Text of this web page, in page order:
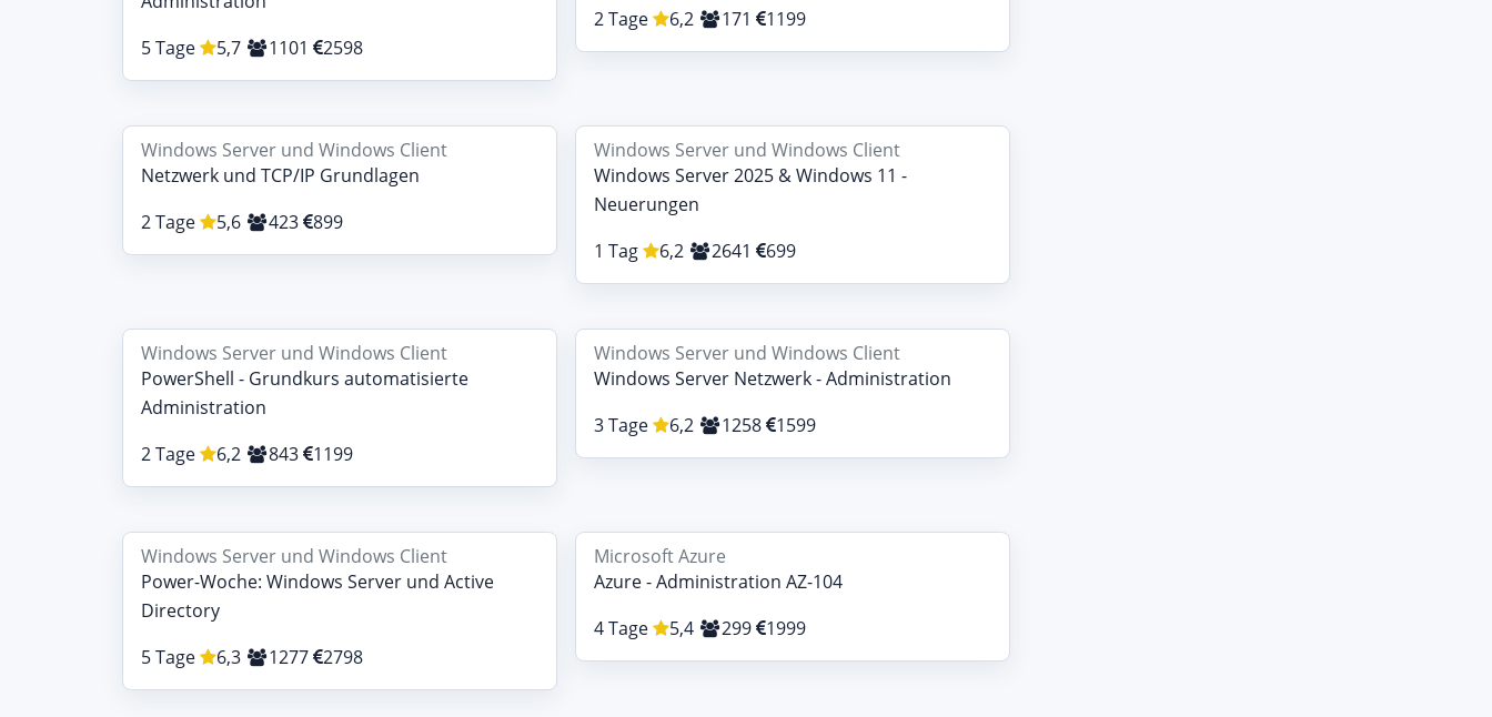
5 Tage
5,7 1101 2598
2 Tage 6,2 171 1199
Windows Server und Windows Client
Netzwerk und TCP/IP Grundlagen
2 Tage
5,6 423 899
Windows Server und Windows Client
Windows Server 2025 & Windows 11 -
Neuerungen
1 Tag
6,2 2641 699
Windows Server und Windows Client
PowerShell - Grundkurs automatisierte
Administration
2 Tage
6,2 843 1199
Windows Server und Windows Client
Windows Server Netzwerk - Administration
3 Tage
6,2 1258 1599
Windows Server und Windows Client
Power-Woche: Windows Server und Active
Directory
5 Tage
6,3 1277 2798
Microsoft Azure
Azure - Administration AZ-104
4 Tage
5,4 299 1999